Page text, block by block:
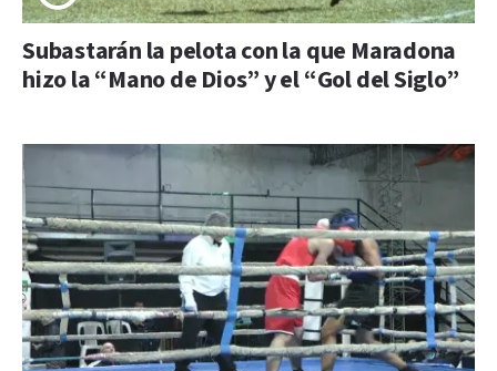
Subastarán la pelota con la que Maradona
hizo la “Mano de Dios” y el “Gol del Siglo”